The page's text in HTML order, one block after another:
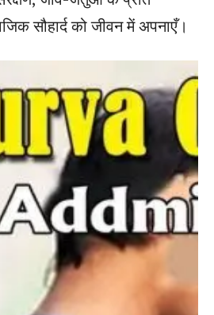
सौहार्द को जीवन में अपनाएँ।